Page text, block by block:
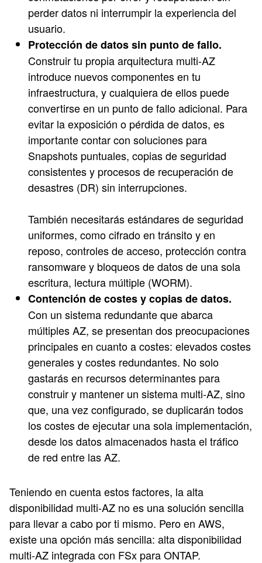
perder datos ni interrumpir la experiencia del
usuario.
Protección de datos sin punto de fallo.
Construir tu propia arquitectura multi-AZ
introduce nuevos componentes en tu
infraestructura, y cualquiera de ellos puede
convertirse en un punto de fallo adicional. Para
evitar la exposición o pérdida de datos, es
importante contar con soluciones para
Snapshots puntuales, copias de seguridad
consistentes y procesos de recuperación de
desastres (DR) sin interrupciones.
También necesitarás estándares de seguridad
uniformes, como cifrado en tránsito y en
reposo, controles de acceso, protección contra
ransomware y bloqueos de datos de una sola
escritura, lectura múltiple (WORM).
Contención de costes y copias de datos.
Con un sistema redundante que abarca
múltiples AZ, se presentan dos preocupaciones
principales en cuanto a costes: elevados costes
generales y costes redundantes. No solo
gastarás en recursos determinantes para
construir y mantener un sistema multi-AZ, sino
que, una vez configurado, se duplicarán todos
los costes de ejecutar una sola implementación,
desde los datos almacenados hasta el tráfico
de red entre las AZ.
Teniendo en cuenta estos factores, la alta
disponibilidad multi-AZ no es una solución sencilla
para llevar a cabo por ti mismo. Pero en AWS,
existe una opción más sencilla: alta disponibilidad
multi-AZ integrada con FSx para ONTAP.